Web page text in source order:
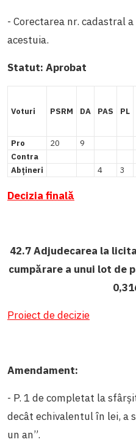
- Corectarea nr. cadastral
acestuia.
Statut: Aprobat
Voturi PSRM DA PAS PL
Pro 20 9
Contra
Abțineri
4 3
Decizia finală
42.7 Adjudecarea la
cumpărare a unui lot de
Proiect de decizie
Amendament:
- P. 1 de completat la
decât echivalentul în lei, a
un an”.